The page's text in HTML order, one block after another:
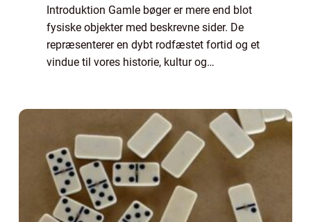
Introduktion Gamle bøger er mere end blot
fysiske objekter med beskrevne sider. De
repræsenterer en dybt rodfæstet fortid og et
vindue til vores historie, kultur og